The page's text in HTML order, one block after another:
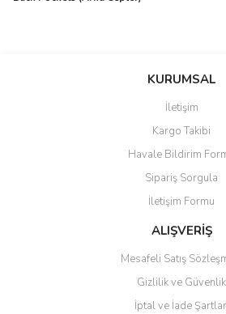
Bu ürüne ilk yorumu siz
Ürün hakkında henüz soru
Ürün resmi kalitesiz, bozuk veya
Ürün açıklamasında eksik bilgiler
Ürün bilgilerinde hatalar bulunuyor.
Ürün fiyatı diğer sitelerden daha pahalı.
Bu ürüne benzer farklı alternatifler olmalı.
Sitemize ilk yorumu siz
Deneyimini Paylaş
KURUMSAL
İletişim
Kargo Takibi
Havale Bildirim
Sipariş Sorgula
İletişim Formu
ALIŞVERİŞ
Mesafeli Satış
Gizlilik ve Güvenlik
İptal ve İade